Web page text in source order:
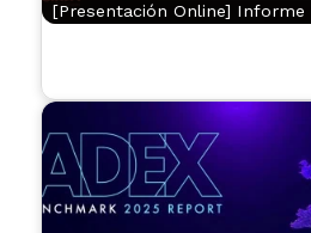
[Presentación Online] Informe